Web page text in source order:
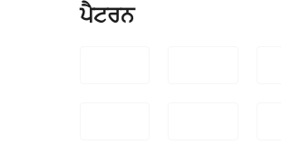
ਪੈਟਰਨ